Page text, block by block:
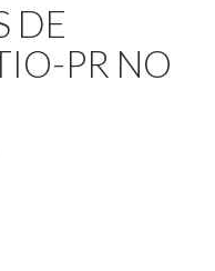
DE
PR NO